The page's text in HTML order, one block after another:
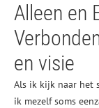
Alleen en
en visie
Als ik kijk naar het
ik mezelf soms